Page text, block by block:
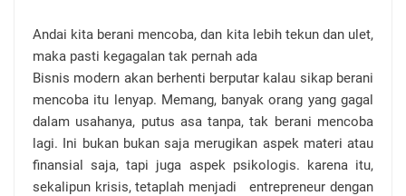
Andai kita berani mencoba, dan kita lebih tekun dan ulet,
maka pasti kegagalan tak pernah ada
Bisnis modern akan berhenti berputar kalau sikap berani
mencoba itu lenyap. Memang, banyak orang yang gagal
dalam usahanya, putus asa tanpa, tak berani mencoba
lagi. Ini bukan bukan saja merugikan aspek materi atau
finansial saja, tapi juga aspek psikologis. karena itu,
sekalipun krisis, tetaplah menjadi
entrepreneur dengan